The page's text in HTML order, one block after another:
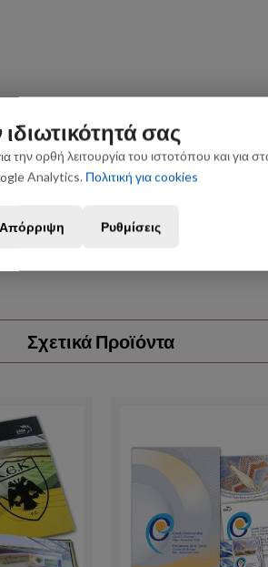
από 3 έως 31 Αυγούστου
Σχετικά Προϊόντα
σας
την ορθή λειτουργία του ιστοτόπου και για
Analytics. Πολιτική για cookies
Απόρριψη Ρυθμίσεις